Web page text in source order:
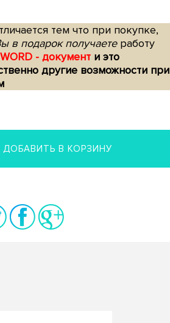
тем что при покупке,
в подарок получаетеработу
- документ и это
другие возможности при
ДОБАВИТЬ В КОРЗИНУ